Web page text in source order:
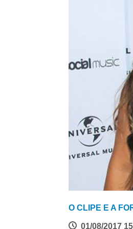
O CLIPE E A
01/08/2017